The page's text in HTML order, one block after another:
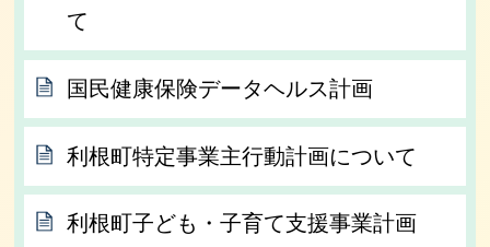
て
国民健康保険データヘルス計画
利根町特定事業主行動計画について
利根町子ども・子育て支援事業計画